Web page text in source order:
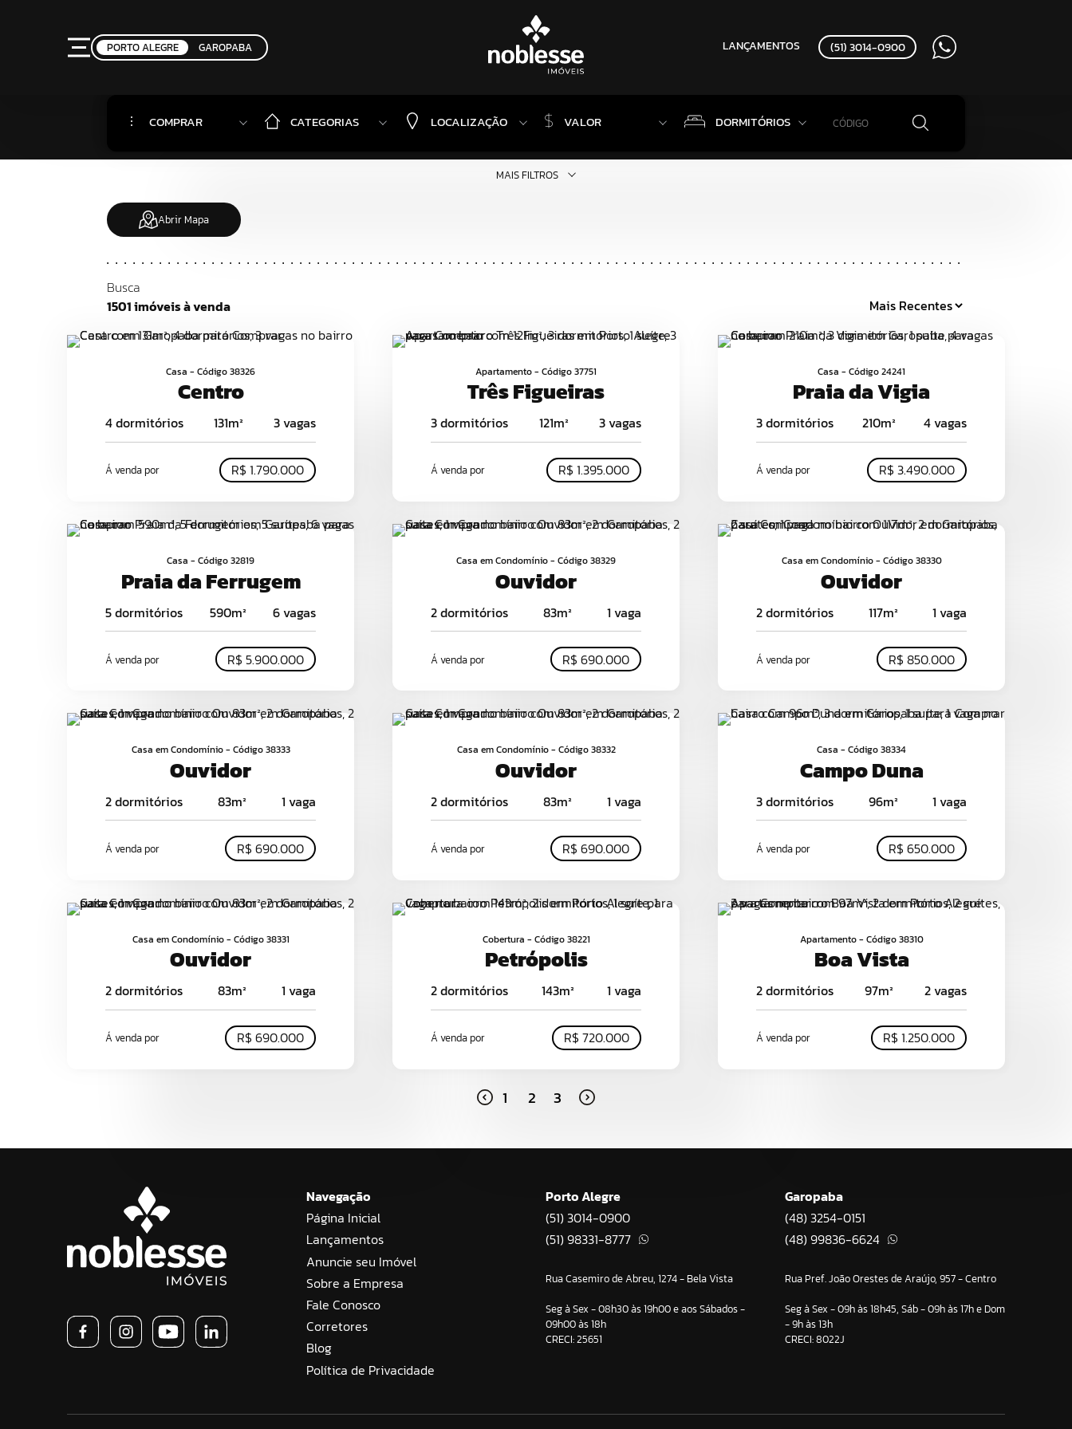
PORTO ALEGRE GAROPABA LANÇAMENTOS (51) 3014-0900
COMPRAR CATEGORIAS LOCALIZAÇÃO $ VALOR DORMITÓRIOS
MAIS FILTROS
Abrir Mapa
Busca
1501 imóveis à venda
Casa - Código 38326
Centro
4 dormitórios 131m² 3 vagas
Á venda por R$ 1.790.000
Apartamento - Código 37751
Três Figueiras
3 dormitórios 121m² 3 vagas
Á venda por R$ 1.395.000
Casa - Código 24241
Praia da Vigia
3 dormitórios 210m² 4 vagas
Á venda por R$ 3.490.000
Casa - Código 32819
Praia da Ferrugem
5 dormitórios 590m² 6 vagas
Á venda por R$ 5.900.000
Casa em Condomínio - Código 38329
Ouvidor
2 dormitórios 83m² 1 vaga
Á venda por R$ 690.000
Casa em Condomínio - Código 38330
Ouvidor
2 dormitórios 117m² 1 vaga
Á venda por R$ 850.000
Casa em Condomínio - Código 38333
Ouvidor
2 dormitórios 83m² 1 vaga
Á venda por R$ 690.000
Casa em Condomínio - Código 38332
Ouvidor
2 dormitórios 83m² 1 vaga
Á venda por R$ 690.000
Casa - Código 38334
Campo Duna
3 dormitórios 96m² 1 vaga
Á venda por R$ 650.000
Casa em Condomínio - Código 38331
Ouvidor
2 dormitórios 83m² 1 vaga
Á venda por R$ 690.000
Cobertura - Código 38221
Petrópolis
2 dormitórios 143m² 1 vaga
Á venda por R$ 720.000
Apartamento - Código 38310
Boa Vista
2 dormitórios 97m² 2 vagas
Á venda por R$ 1.250.000
1 2 3
Navegação
Página Inicial
Lançamentos
Anuncie seu Imóvel
Sobre a Empresa
Fale Conosco
Corretores
Blog
Política de Privacidade
Porto Alegre
(51) 3014-0900
(51) 98331-8777
Rua Casemiro de Abreu, 1274 - Bela Vista
Seg à Sex - 08h30 às 19h00 e aos Sábados -
09h00 às 18h
CRECI: 25651
Garopaba
(48) 3254-0151
(48) 99836-6624
Rua Pref. João Orestes de Araújo, 957 - Centro
Seg à Sex - 09h às 18h45, Sáb - 09h às 17h e Dom
- 9h às 13h
CRECI: 8022J